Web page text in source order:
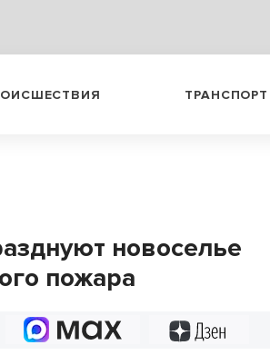
ТРАНСПОРТ
новоселье
пожара